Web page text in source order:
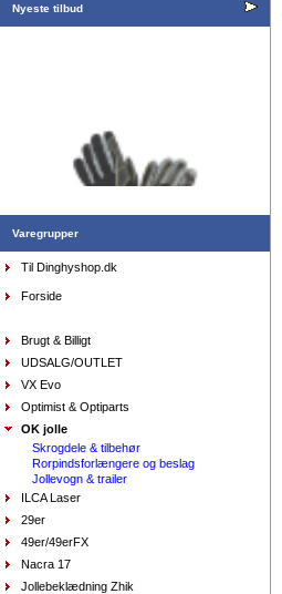
Nyeste tilbud
Handsker Musto - Winter Performance, lange fingre
Varegrupper
Til Dinghyshop.dk
Forside
Brugt & Billigt
UDSALG/OUTLET
VX Evo
Optimist & Optiparts
OK jolle
Skrogdele & tilbehør
Rorpindsforlængere og beslag
Jollevogn & trailer
ILCA Laser
29er
49er/49erFX
Nacra 17
Jollebeklædning Zhik